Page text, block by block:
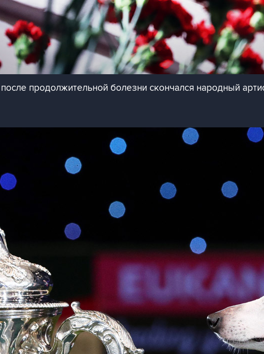
продолжительной болезни скончался народный